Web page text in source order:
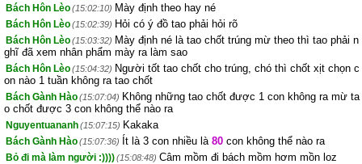
Bách Hôn Lèo(15:02:10) Mày định theo hay né
Bách Hôn Lèo(15:02:39) Hỏi có ý đồ tao phải hỏi rõ
Bách Hôn Lèo(15:03:32) Mày định né là tao chốt trúng mừ theo thì tao phải n
ghĩ đã xem nhân phẩm mày ra làm sao
Bách Hôn Lèo(15:04:32) Người tốt tao chốt cho trúng, chó thì chốt xịt chọn c
on nào 1 tuần không ra tao chốt
Bách Gành Hào(15:07:04) Không những tao chốt được 1 con không ra mừ ta
o chốt được 3 con không thể nào ra
Nguyentuananh(15:07:15) Kakaka
Bách Gành Hào(15:07:36) Ít là 3 con nhiều là 80 con không thể nào ra
Bỏ đi mà làm người :))))(15:08:48) Câm mồm đi bách mồm hơm mồn loz